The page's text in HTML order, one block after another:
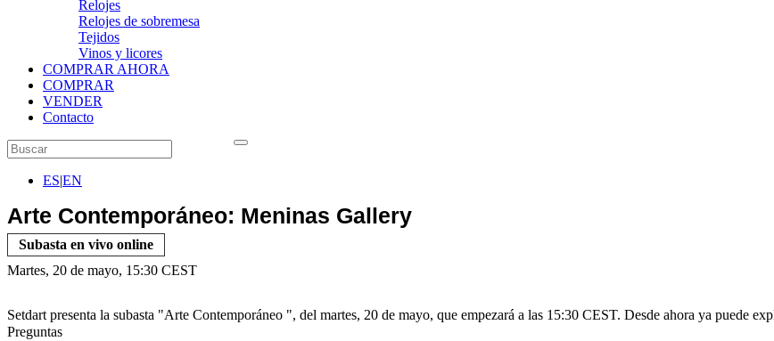
Relojes
Relojes de sobremesa
Tejidos
Vinos y licores
COMPRAR AHORA
COMPRAR
VENDER
Contacto
ES|EN
Arte Contemporáneo: Meninas Gallery
Subasta en vivo online
Martes, 20 de mayo, 15:30 CEST
Setdart presenta la subasta "Arte Contemporáneo ", del martes, 20 de mayo, que empezará a las 15:30 CEST. Desde ahora ya puede
Preguntas